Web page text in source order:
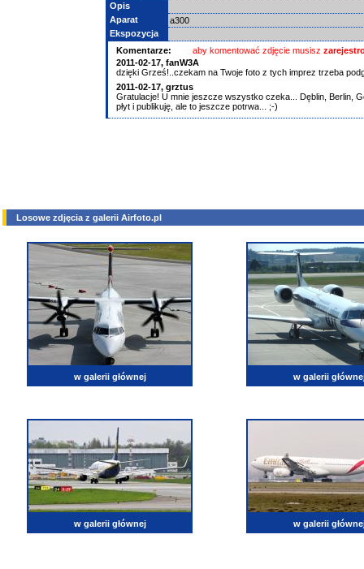
Opis
Aparat
a300
Ekspozycja
Komentarze:
aby komentować zdjęcie musisz
2011-02-17, fanW3A
dzięki Grześ!..czekam na Twoje foto z tych imprez trzeba
2011-02-17, grztus
Gratulacje! U mnie jeszcze wszystko czeka... Dęblin, Berlin,
płyt i publikuję, ale to jeszcze potrwa... ;-)
Losowe zdjęcia z galerii Airfoto.pl
w galerii głównej w galerii
w galerii głównej w galerii